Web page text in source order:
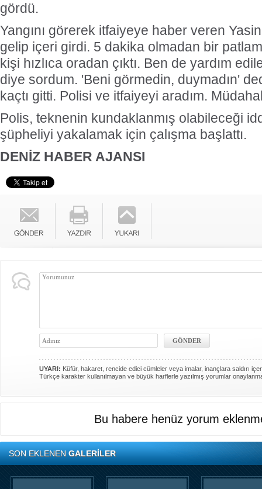
gördü.
Yangını görerek itfaiyeye haber veren
gelip içeri girdi. 5 dakika olmadan bir
kişi hızlıca oradan çıktı. Ben de yardım
diye sordum. 'Beni görmedin, duymadın'
kaçtı gitti. Polisi ve itfaiyeyi aradım.
Polis, teknenin kundaklanmış olabileceği
şüpheliyi yakalamak için çalışma başlattı.
DENİZ HABER AJANSI
UYARI: Küfür, hakaret, rencide edici cümleler veya imalar, inançlara saldırı
Türkçe karakter kullanılmayan ve büyük harflerle yazılmış yorumlar
Bu habere henüz yorum
SON EKLENENGALERİLER